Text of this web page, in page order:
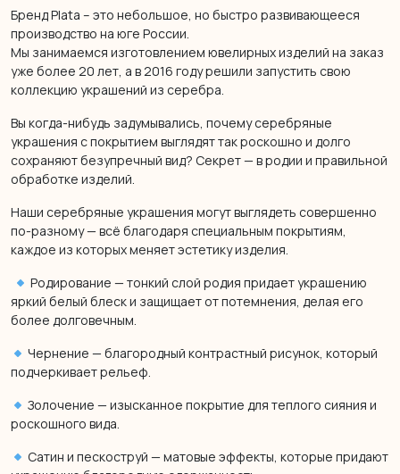
Бренд Plata – это небольшое, но быстро развивающееся
производство на юге России.
Мы занимаемся изготовлением ювелирных изделий на заказ
уже более 20 лет, а в 2016 году решили запустить свою
коллекцию украшений из серебра.
Вы когда-нибудь задумывались, почему серебряные
украшения с покрытием выглядят так роскошно и долго
сохраняют безупречный вид? Секрет — в родии и правильной
обработке изделий.
Наши серебряные украшения могут выглядеть совершенно
по-разному — всё благодаря специальным покрытиям,
каждое из которых меняет эстетику изделия.
Родирование — тонкий слой родия придает украшению
яркий белый блеск и защищает от потемнения, делая его
более долговечным.
Чернение — благородный контрастный рисунок, который
подчеркивает рельеф.
Золочение — изысканное покрытие для теплого сияния и
роскошного вида.
Сатин и пескоструй — матовые эффекты, которые придают